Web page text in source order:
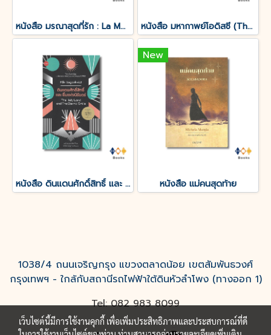
หนังสือ มรณาสุดที่รัก : La Morte amoureuse หนังสือ มหากาพย์โอดิสซี (The Odyssey of Homer)
หนังสือ ดินแดนศักดิ์สิทธิ์ และ ยิ้มแห่งนิรันดร์
New
หนังสือ แม่คนสุดท้าย
1038/4 ถนนเจริญกรุง แขวงตลาดน้อย เขตสัมพันธวงศ์
กรุงเทพฯ - ใกล้กับสถานีรถไฟฟ้าใต้ดินหัวลำโพง (ทางออก 1)
Tel: 082 983 8099
เว็บไซต์นี้มีการใช้งานคุกกี้ เพื่อเพิ่มประสิทธิภาพและประสบการณ์ที่ดี